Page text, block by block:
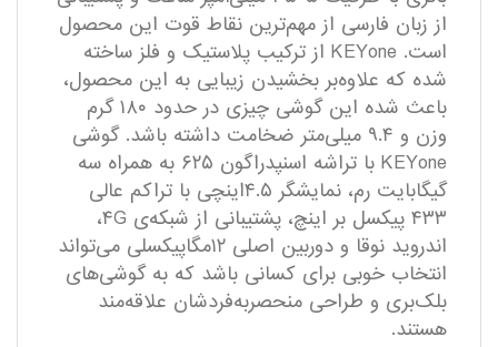
از زبان فارسی از مهم‌ترین نقاط قوت این محصول
است. KEYone از ترکیب پلاستیک و فلز ساخته
شده که علاوه‌بر بخشیدن زیبایی به این محصول،
باعث شده این گوشی چیزی در حدود ۱۸۰ گرم
وزن و ۹.۴ میلی‌متر ضخامت داشته باشد. گوشی
KEYone با تراشه‌ اسنپدراگون ۶۲۵ به همراه سه
گیگابایت رم، نمایشگر ۴.۵اینچی با تراکم عالی
۴۳۳ پیکسل بر اینچ، پشتیبانی از شبکه‌ی ۴G،
اندروید نوقا و دوربین اصلی ۱۲مگاپیکسلی می‌تواند
انتخاب خوبی برای کسانی باشد که به گوشی‌های
بلک‌بری و طراحی منحصربه‌فردشان علاقه‌مند
هستند.